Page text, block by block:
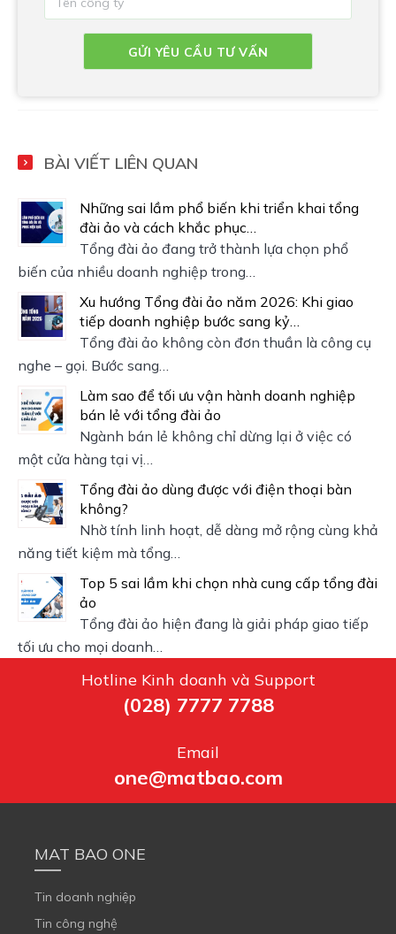
BÀI VIẾT LIÊN QUAN
Những sai lầm phổ biến khi triển khai tổng
đài ảo và cách khắc phục…
Tổng đài ảo đang trở thành lựa chọn phổ
biến của nhiều doanh nghiệp trong…
Xu hướng Tổng đài ảo năm 2026: Khi giao
tiếp doanh nghiệp bước sang kỷ…
Tổng đài ảo không còn đơn thuần là công cụ
nghe – gọi. Bước sang…
Làm sao để tối ưu vận hành doanh nghiệp
bán lẻ với tổng đài ảo
Ngành bán lẻ không chỉ dừng lại ở việc có
một cửa hàng tại vị…
Tổng đài ảo dùng được với điện thoại bàn
không?
Nhờ tính linh hoạt, dễ dàng mở rộng cùng khả
năng tiết kiệm mà tổng…
Top 5 sai lầm khi chọn nhà cung cấp tổng đài
ảo
Tổng đài ảo hiện đang là giải pháp giao tiếp
tối ưu cho mọi doanh…
Hotline Kinh doanh và Support
(028) 7777 7788
Email
one@matbao.com
MAT BAO ONE
Tin doanh nghiệp
Tin công nghệ